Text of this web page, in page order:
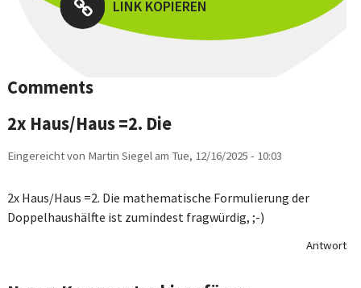
LINK KOPIEREN
Comments
2x Haus/Haus =2. Die
Eingereicht von Martin Siegelam Tue, 12/16/2025 - 10:03
2x Haus/Haus =2. Die mathematische Formulierung der
Doppelhaushälfte ist zumindest fragwürdig, ;-)
Antwort